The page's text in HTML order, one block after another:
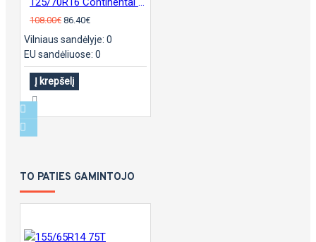
108.00€ 86.40€
Vilniaus sandėlyje: 0
EU sandėliuose: 0
Į krepšelį
TO PATIES GAMINTOJO